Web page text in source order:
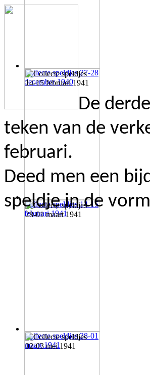
Collecte speldjes 27-28
december 1940
Collecte speldjes 14-15
februari 1941
Collecte speldjes 28-01
maart 1941
De
teken van de
februari.
Deed men een
speldje in de